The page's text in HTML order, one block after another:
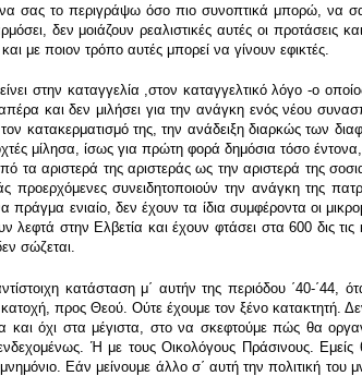
σας το περιγράψω όσο πιο συνοπτικά μπορώ, να
δεν μοιάζουν ρεαλιστικές αυτές οι
με ποιον τρόπο αυτές μπορεί να γίνουν εφικτές.
στην καταγγελία ,στον καταγγελτικό λόγο -ο
και δεν μιλήσει για την ανάγκη ενός νέου
τον κατακερματισμό της, την ανάδειξη διαρκώς των
μίλησα, ίσως για πρώτη φορά δημόσια τόσο
αριστερά της αριστεράς ως την αριστερά της
προερχόμενες συνειδητοποιούν την ανάγκη της
πράγμα ενιαίο, δεν έχουν τα ίδια συμφέροντα οι
λεφτά στην Ελβετία και έχουν φτάσει στα 600 δις
σώζεται.
κατάσταση μ΄ αυτήν της περιόδου ΄40-΄44,
προς Θεού. Ούτε έχουμε τον ξένο κατακτητή.
και όχι στα μέγιστα, στο να σκεφτούμε πώς θα
Ή με τους Οικολόγους Πράσινους.
Εάν μείνουμε άλλο σ΄ αυτή την πολιτική